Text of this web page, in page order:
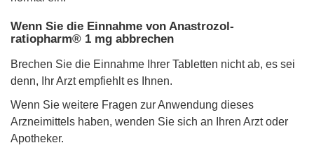
Wenn Sie die Einnahme von Anastrozol-
ratiopharm® 1 mg abbrechen
Brechen Sie die Einnahme Ihrer Tabletten nicht ab, es sei
denn, Ihr Arzt empfiehlt es Ihnen.
Wenn Sie weitere Fragen zur Anwendung dieses
Arzneimittels haben, wenden Sie sich an Ihren Arzt oder
Apotheker.